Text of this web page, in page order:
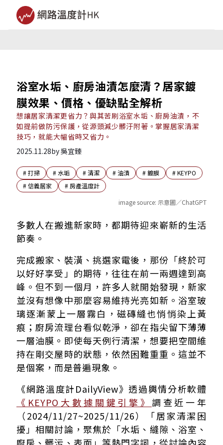
浴室水垢、廚房油漬怎麼清？居家鍍
膜效果、價格、優缺點全解析
想讓居家清潔更省力？與其苦刷浴室水垢、廚房油漬，不
如提前做防污保護，從源頭減少髒汙附著。掌握居家清潔
技巧，就能大幅省時又省力。
2025.11.28by吳宜臻
#打掃 # 水垢 #清潔 #油漬 #鍍膜 #KEYPO
#信義居家 # 房產溫度計
image source: 示意圖／ChatGPT
浴室越洗越髒？水垢、黴菌失控！乾濕分離能救嗎？
鍍膜成新屋主新選擇！從源頭防污讓清潔更省力
多數人在搬進新家時，都期待迎來嶄新的生活
節奏。
完成搬家、裝潢、挑選家電後，那份「終於可
以好好享受」的期待，往往在前一兩週達到高
峰。但不到一個月，許多人就開始發現，新家
並沒有想像中那麼容易維持光亮如新。浴室玻
璃逐漸蒙上一層霧白，磁磚縫也悄悄染上黃
痕；廚房流理台看似乾淨，卻在指尖留下薄薄
一層油膜。即使每天例行清潔，想要把空間維
持在剛交屋時的狀態，依然困難重重。這並不
是個案，而是普遍現象。
《網路溫度計DailyView》透過輿情分析軟體
《KEYPO大數據關鍵引擎》 調查近一年
（2024/11/27~2025/11/26）「居家清潔困
擾」相關討論，聚焦於「水垢、縫隙、浴室、